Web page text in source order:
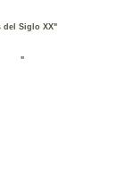
del Siglo XX"